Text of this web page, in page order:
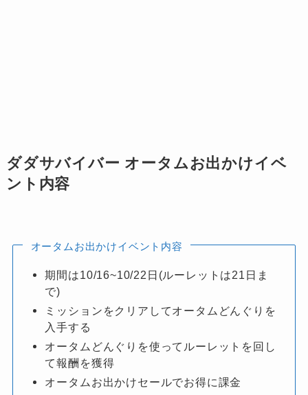
ダダサバイバー オータムお出かけイベ
ント内容
オータムお出かけイベント内容
期間は10/16~10/22日(ルーレットは21日ま
で)
ミッションをクリアしてオータムどんぐりを
入手する
オータムどんぐりを使ってルーレットを回し
て報酬を獲得
オータムお出かけセールでお得に課金